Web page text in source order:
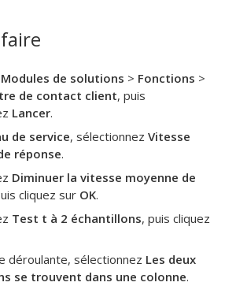
Modules de solutions > Fonctions >
de contact client, puis
Lancer.
de service, sélectionnez Vitesse
réponse.
Diminuer la vitesse moyenne de
cliquez sur OK.
Test t à 2 échantillons, puis cliquez
déroulante, sélectionnez Les deux
se trouvent dans une colonne.